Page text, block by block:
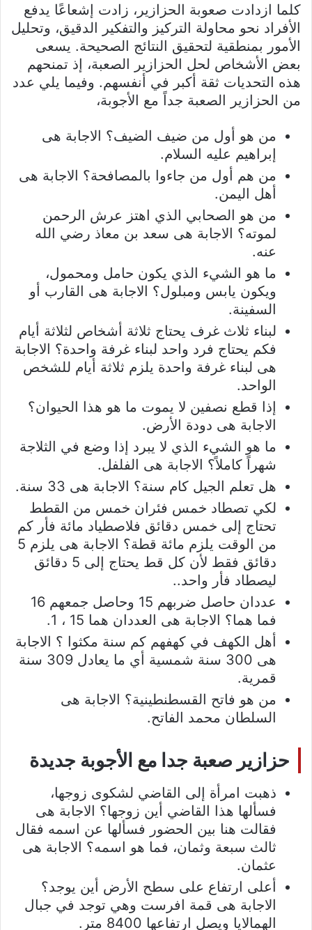
كلما ازدادت صعوبة الحزازير، زادت إشعاعًا يدفع
الأفراد نحو محاولة التركيز والتفكير الدقيق، وتحليل
الأمور بمنطقية لتحقيق النتائج الصحيحة. يسعى
بعض الأشخاص لحل الحزازير الصعبة، إذ تمنحهم
هذه التحديات ثقة أكبر في أنفسهم. وفيما يلي عدد
من الحزازير الصعبة جداً مع الأجوبة،
من هو أول من ضيف الضيف؟ الاجابة هى
إبراهيم عليه السلام.
من هم أول من جاءوا بالمصافحة؟ الاجابة هى
أهل اليمن.
من هو الصحابي الذي اهتز عرش الرحمن
لموته؟ الاجابة هى سعد بن معاذ رضي الله
عنه.
ما هو الشيء الذي يكون حامل ومحمول،
ويكون يابس ومبلول؟ الاجابة هى القارب أو
السفينة.
لبناء ثلاث غرف يحتاج ثلاثة أشخاص لثلاثة أيام
فكم يحتاج فرد واحد لبناء غرفة واحدة؟ الاجابة
هى لبناء غرفة واحدة يلزم ثلاثة أيام للشخص
الواحد.
إذا قطع نصفين لا يموت ما هو هذا الحيوان؟
الاجابة هى دودة الأرض.
ما هو الشيء الذي لا يبرد إذا وضع في الثلاجة
شهراً كاملاً؟ الاجابة هى الفلفل.
هل تعلم الجيل كام سنة؟ الاجابة هى 33 سنة.
لكي تصطاد خمس فئران خمس من القطط
تحتاج إلى خمس دقائق فلاصطياد مائة فأر كم
من الوقت يلزم مائة قطة؟ الاجابة هى يلزم 5
دقائق فقط لأن كل قط يحتاج إلى 5 دقائق
ليصطاد فأر واحد..
عددان حاصل ضربهم 15 وحاصل جمعهم 16
فما هما؟ الاجابة هى العددان هما 15 ، 1.
أهل الكهف في كهفهم كم سنة مكثوا ؟ الاجابة
هى 300 سنة شمسية أي ما يعادل 309 سنة
قمرية.
من هو فاتح القسطنطينية؟ الاجابة هى
السلطان محمد الفاتح.
حزازير صعبة جدا مع الأجوبة جديدة
ذهبت امرأة إلى القاضي لشكوى زوجها،
فسألها هذا القاضي أين زوجها؟ الاجابة هى
فقالت هنا بين الحضور فسألها عن اسمه فقال
ثالث سبعة وثمان، فما هو اسمه؟ الاجابة هى
عثمان.
أعلى ارتفاع على سطح الأرض أين يوجد؟
الاجابة هى قمة افرست وهي توجد في جبال
الهمالايا ويصل ارتفاعها 8400 متر.